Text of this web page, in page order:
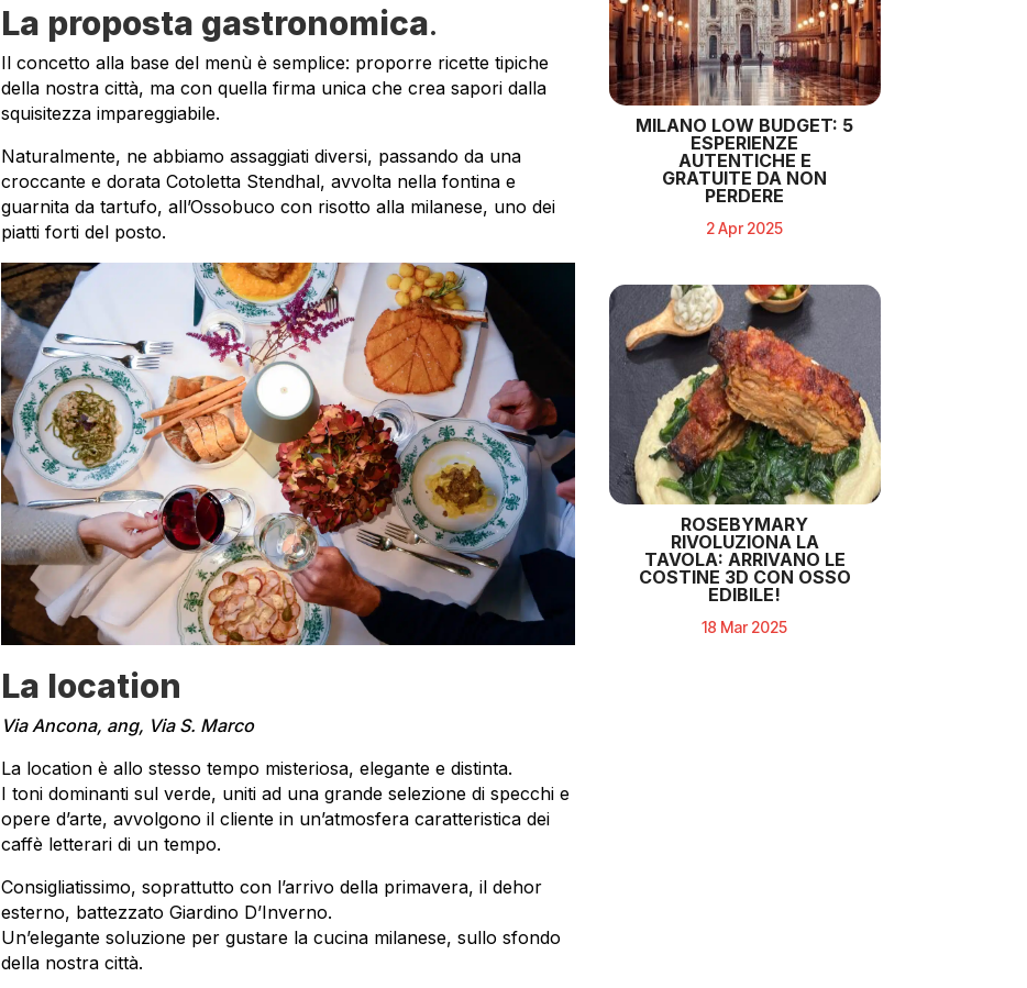
La proposta gastronomica.
Il concetto alla base del menù è semplice: proporre ricette tipiche
della nostra città, ma con quella firma unica che crea sapori dalla
squisitezza impareggiabile.
Naturalmente, ne abbiamo assaggiati diversi, passando da una
croccante e dorata Cotoletta Stendhal, avvolta nella fontina e
guarnita da tartufo, all’Ossobuco con risotto alla milanese, uno dei
piatti forti del posto.
La location
Via Ancona, ang, Via S. Marco
La location è allo stesso tempo misteriosa, elegante e distinta.
I toni dominanti sul verde, uniti ad una grande selezione di specchi e
opere d’arte, avvolgono il cliente in un’atmosfera caratteristica dei
caffè letterari di un tempo.
Consigliatissimo, soprattutto con l’arrivo della primavera, il dehor
esterno, battezzato Giardino D’Inverno.
Un’elegante soluzione per gustare la cucina milanese, sullo sfondo
della nostra città.
MILANO LOW BUDGET: 5
ESPERIENZE
AUTENTICHE E
GRATUITE DA NON
PERDERE
2 Apr 2025
ROSEBYMARY
RIVOLUZIONA LA
TAVOLA: ARRIVANO LE
COSTINE 3D CON OSSO
EDIBILE!
18 Mar 2025